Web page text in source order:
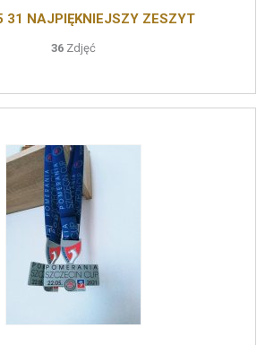
31 NAJPIĘKNIEJSZY ZESZYT
36 Zdjęć